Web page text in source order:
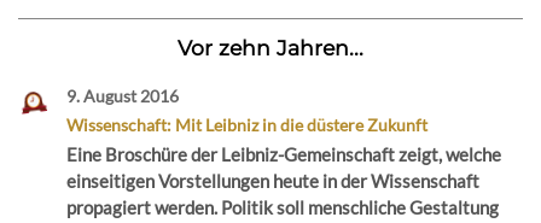
Vor zehn Jahren...
9. August 2016
Wissenschaft: Mit Leibniz in die düstere Zukunft
Eine Broschüre der Leibniz-Gemeinschaft zeigt, welche
einseitigen Vorstellungen heute in der Wissenschaft
propagiert werden. Politik soll menschliche Gestaltung